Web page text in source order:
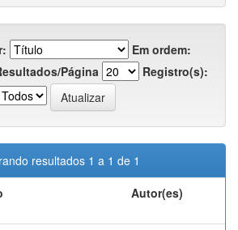
Em ordem:
Página
Registro(s):
resultados 1 a 1 de 1
Autor(es)